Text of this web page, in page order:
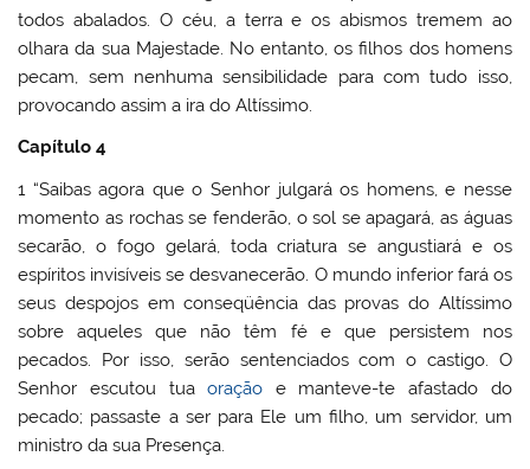
todos abalados. O céu, a terra e os abismos tremem ao
olhara da sua Majestade. No entanto, os filhos dos homens
pecam, sem nenhuma sensibilidade para com tudo isso,
provocando assim a ira do Altíssimo.
Capítulo 4
1 “Saibas agora que o Senhor julgará os homens, e nesse
momento as rochas se fenderão, o sol se apagará, as águas
secarão, o fogo gelará, toda criatura se angustiará e os
espíritos invisíveis se desvanecerão. O mundo inferior fará os
seus despojos em conseqüência das provas do Altíssimo
sobre aqueles que não têm fé e que persistem nos
pecados. Por isso, serão sentenciados com o castigo. O
Senhor escutou tuaoração e manteve-te afastado do
pecado; passaste a ser para Ele um filho, um servidor, um
ministro da sua Presença.